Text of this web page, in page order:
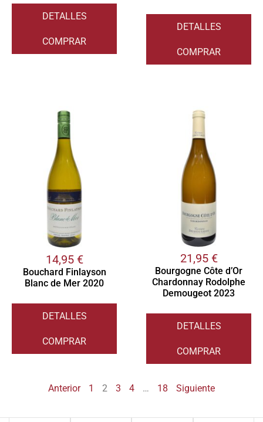
DETALLES
COMPRAR
DETALLES
COMPRAR
14,95 €
Bouchard Finlayson
Blanc de Mer 2020
DETALLES
COMPRAR
21,95 €
Bourgogne Côte d’Or
Chardonnay Rodolphe
Demougeot 2023
DETALLES
COMPRAR
Anterior 1 2 3 4 … 18 Siguiente